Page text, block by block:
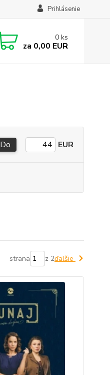
Prihlásenie
0 ks
za 0,00 EUR
Do EUR
strana z 2ďalšie